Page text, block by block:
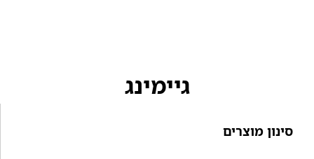
גיימינג
סינון מוצרים